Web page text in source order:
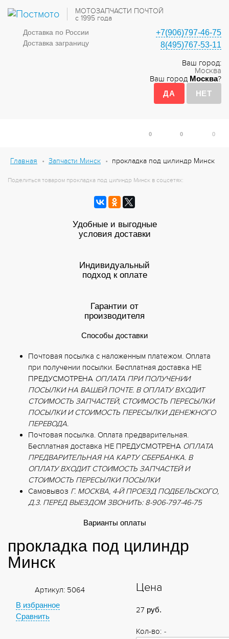
МОТОЗАПЧАСТИ ПОЧТОЙ
с 1995 года
Доставка по России
Доставка заграницу
+7(906)797-46-75
8(495)767-53-11
Ваш город:
Москва
Ваш город Москва?
0
0 0
Главная Запчасти Минск прокладка под цилиндр Минск
Поделиться товаром прокладка под цилиндр Минск в соцсетях:
Удобные и выгодные
условия доставки
Индивидуальный
подход к оплате
Гарантии от
производителя
Способы доставки
Почтовая посылка с наложенным платежом. Оплата
при получении посылки. Бесплатная доставка НЕ
ПРЕДУСМОТРЕНА ОПЛАТА ПРИ ПОЛУЧЕНИИ
ПОСЫЛКИ НА ВАШЕЙ ПОЧТЕ. В ОПЛАТУ ВХОДИТ
СТОИМОСТЬ ЗАПЧАСТЕЙ, СТОИМОСТЬ ПЕРЕСЫЛКИ
ПОСЫЛКИ И СТОИМОСТЬ ПЕРЕСЫЛКИ ДЕНЕЖНОГО
ПЕРЕВОДА.
Почтовая посылка. Оплата предварительная.
Бесплатная доставка НЕ ПРЕДУСМОТРЕНА ОПЛАТА
ПРЕДВАРИТЕЛЬНАЯ НА КАРТУ СБЕРБАНКА. В
ОПЛАТУ ВХОДИТ СТОИМОСТЬ ЗАПЧАСТЕЙ И
СТОИМОСТЬ ПЕРЕСЫЛКИ ПОСЫЛКИ
Самовывоз Г. МОСКВА, 4-Й ПРОЕЗД ПОДБЕЛЬСКОГО,
Д.3. ПЕРЕД ВЫЕЗДОМ ЗВОНИТЬ: 8-906-797-46-75
Варианты оплаты
прокладка под цилиндр
Минск
Артикул: 5064
В избранное
Сравнить
Цена
27 руб.
Кол-во: -